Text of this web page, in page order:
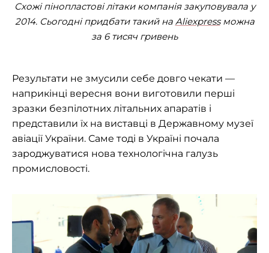
Схожі пінопластові літаки компанія закуповувала у
2014. Сьогодні придбати такий на Aliexpressможна
за 6 тисяч гривень
Результати не змусили себе довго чекати —
наприкінці вересня вони виготовили перші
зразки безпілотних літальних апаратів і
представили їх на виставці в Державному музеї
авіації України. Саме тоді в Україні почала
зароджуватися нова технологічна галузь
промисловості.